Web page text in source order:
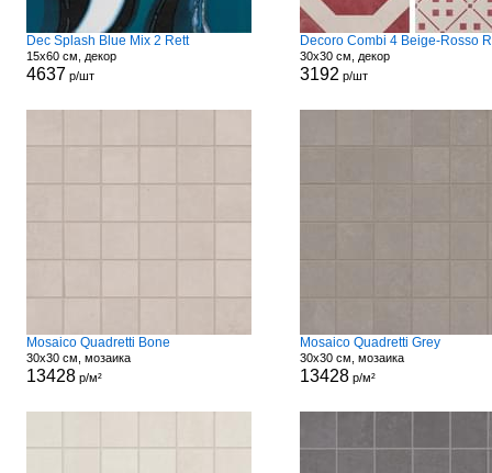
Dec Splash Blue Mix 2 Rett
15x60 см, декор
4637 р/шт
Decoro Combi 4 Beige-Rosso
30x30 см, декор
3192 р/шт
Mosaico Quadretti Bone
30x30 см, мозаика
13428р/м²
Mosaico Quadretti Grey
30x30 см, мозаика
13428р/м²